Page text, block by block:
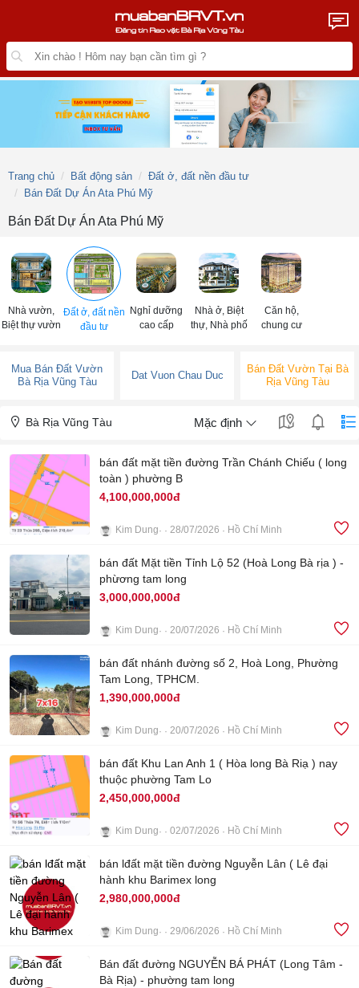
Trang chủ Bất động sản
Đất ở, đất nền đầu tư
Bán Đất Dự Án Ata Phú Mỹ
Bán Đất Dự Án Ata Phú Mỹ
Nhà vườn,
Biệt thự vườn
Đất ở, đất nền
đầu tư
Nghỉ dưỡng
cao cấp
Nhà ở, Biệt
thự, Nhà phố
Căn hộ,
chung cư
Mua Bán Đất Vườn
Bà Rịa Vũng Tàu
Dat Vuon Chau Duc
Bán Đất Vườn Tại Bà
Rịa Vũng Tàu
Bà Rịa Vũng Tàu Mặc định
bán đất mặt tiền đường Trần Chánh Chiếu ( long
toàn ) phường B
4,100,000,000đ
Kim Dung 28/07/2026 Hồ Chí Minh
bán đất Mặt tiền Tỉnh Lộ 52 (Hoà Long Bà rịa ) -
phừơng tam long
3,000,000,000đ
Kim Dung 20/07/2026 Hồ Chí Minh
bán đất nhánh đường số 2, Hoà Long, Phường
Tam Long, TPHCM.
1,390,000,000đ
Kim Dung 20/07/2026 Hồ Chí Minh
bán đất Khu Lan Anh 1 ( Hòa long Bà Riạ ) nay
thuộc phường Tam Lo
2,450,000,000đ
Kim Dung 02/07/2026 Hồ Chí Minh
3
bán lđất mặt tiền đường Nguyễn Lân ( Lê đại
hành khu Barimex long
2,980,000,000đ
Kim Dung 29/06/2026 Hồ Chí Minh
Bán đất đường NGUYỄN BÁ PHÁT (Long Tâm -
Bà Rịa) - phường tam long